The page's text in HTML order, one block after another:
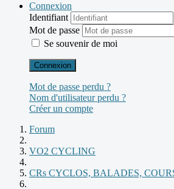
Connexion
Identifiant
Mot de passe
Se souvenir de moi
Connexion
Mot de passe perdu ?
Nom d'utilisateur perdu ?
Créer un compte
Forum
VO2 CYCLING
CRs CYCLOS, BALADES,